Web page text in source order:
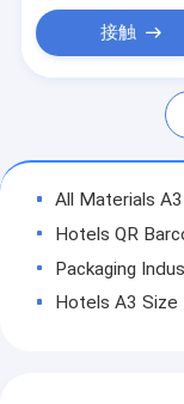
紫外線平面プリ
接触
All Materials A3 3d Inkjet Printers
Hotels QR Barcode Batch
Packaging Industry Stamp Tape
Hotels A3 Size Multi